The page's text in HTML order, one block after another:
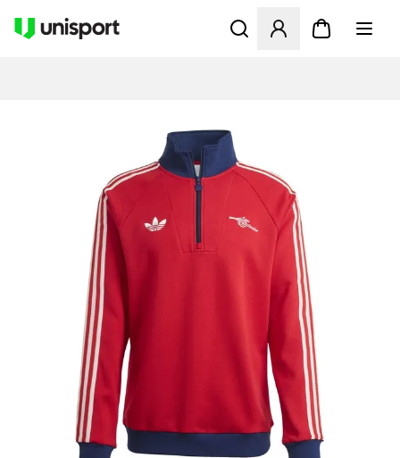
Åpner en Modal for å